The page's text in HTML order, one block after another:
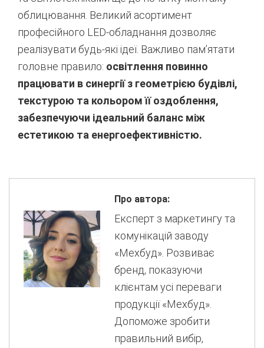
облицювання. Великий асортимент
професійного LED-обладнання дозволяє
реалізувати будь-які ідеї. Важливо пам’ятати
головне правило: освітлення повинно
працювати в синергії з геометрією будівлі,
текстурою та кольором її оздоблення,
забезпечуючи ідеальний баланс між
естетикою та енергоефективністю.
Про автора:
Експерт з маркетингу та
комунікацій заводу
«Мехбуд». Розвиває
бренд, показуючи
клієнтам усі переваги
продукції «Мехбуд».
Допоможе зробити
правильний вибір,